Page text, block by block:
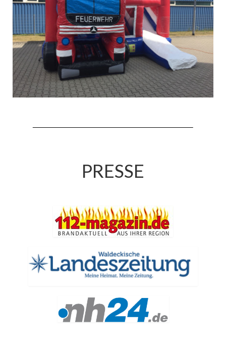
Christkindwiegen 2019
Christkindwiegen 2018
Christkindwiegen 2017
Christkindwiegen 2016
Jahreskonzert 2017
Oktoberfestkonzert 2022
Tagesfahrt 2017
Fahrzeuge & Technik
Stützpunkt
Einsatzfahrzeuge
Einsatzleitwagen ELW 1
Hilfeleistungslöschgruppenfahrzeug HLF
PRESSE